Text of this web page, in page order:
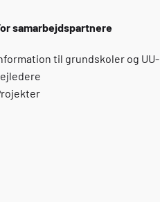
samarbejdspartnere
til grundskoler og UU-